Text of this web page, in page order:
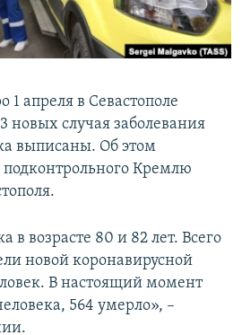
КРЫМА
1 апреля в Севастополе
новых случая заболевания
выписаны. Об этом
подконтрольного Кремлю
в возрасте 80 и 82 лет. Всего
новой коронавирусной
В настоящий момент
564 умерло», –